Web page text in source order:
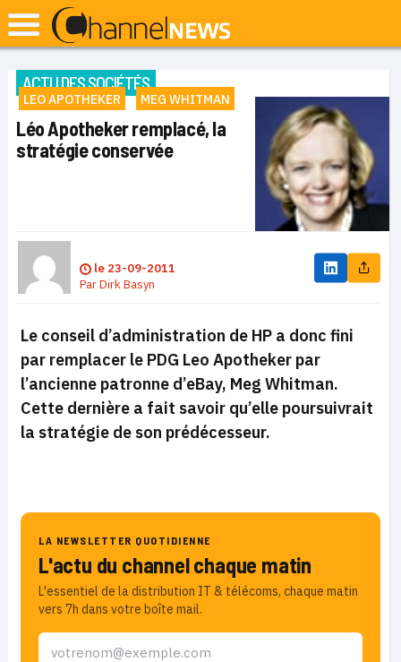
ACTU DES SOCIÉTÉS
LEO APOTHEKER MEG WHITMAN
Léo Apotheker remplacé, la
stratégie conservée
le 23-09-2011
ParDirk Basyn
Le conseil d’administration de HP a donc fini
par remplacer le PDG Leo Apotheker par
l’ancienne patronne d’eBay, Meg Whitman.
Cette dernière a fait savoir qu’elle poursuivrait
la stratégie de son prédécesseur.
LA NEWSLETTER QUOTIDIENNE
L'actu du channel chaque matin
L'essentiel de la distribution IT & télécoms, chaque matin
vers 7h dans votre boîte mail.